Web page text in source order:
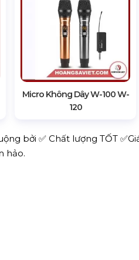
Micro Không Dây W-100 W-
120
bởi ✅ Chất lượng TỐT
hảo.